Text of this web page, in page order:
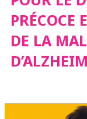
PRÉCOCE
DE LA